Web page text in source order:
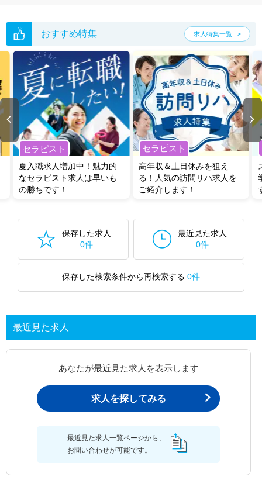
おすすめ特集 求人特集一覧
セラピスト
夏入職求人増加中！魅力的
なセラピスト求人は早いも
の勝ちです！
セラピスト
高年収＆土日休みを狙え
る！人気の訪問リハ求人を
ご紹介します！
保存した求人
0件
最近見た求人
0件
保存した検索条件から再検索する 0件
最近見た求人
あなたが最近見た求人を表示します
求人を探してみる
最近見た求人一覧ページから、
お問い合わせが可能です。